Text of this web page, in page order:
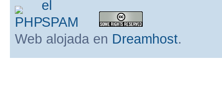
Web alojada en Dreamhost.